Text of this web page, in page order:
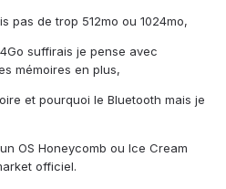
pas de trop 512mo ou 1024mo,
suffirais je pense avec
mémoires en plus,
et pourquoi le Bluetooth mais je
OS Honeycomb ou Ice Cream
officiel.